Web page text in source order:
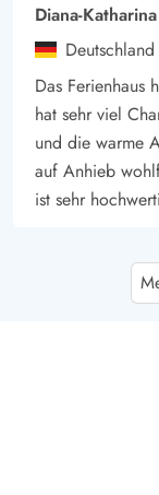
Diana-
Deutschland
Das Ferienhaus
hat sehr viel
und die warme
auf Anhieb
ist sehr
Deutschland